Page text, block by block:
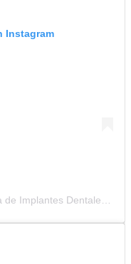
Instagram
Una publicación compartida de Clinica de Implantes Dentales (@clinicacolombianadeimplantes)